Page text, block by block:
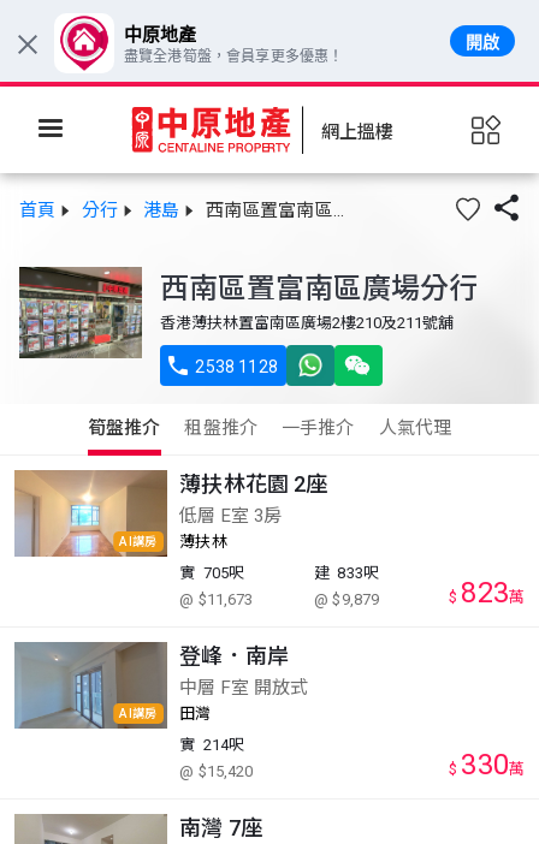
網上搵樓
首頁 分行 港島 西南區置富南區廣場分行 
西南區置富南區廣場分行
香港薄扶林置富南區廣場2樓210及211號舖
 2538 1128
筍盤推介 租盤推介 一手推介 人氣代理
AI講房
薄扶林花園 2座
低層 E室 3房
薄扶林
實 705呎
@ $11,673
建 833呎
@ $9,879
$ 823萬
AI講房
登峰．南岸
中層 F室 開放式
田灣
實 214呎
@ $15,420
$ 330萬
南灣 7座
× 中原地產
盡覽全港筍盤，會員享更多優惠！
開啟